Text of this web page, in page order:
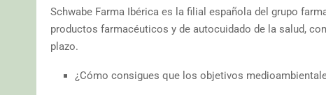
Schwabe Farma Ibérica es la filial española del grupo
productos farmacéuticos y de autocuidado de la salud,
plazo.
¿Cómo consigues que los objetivos